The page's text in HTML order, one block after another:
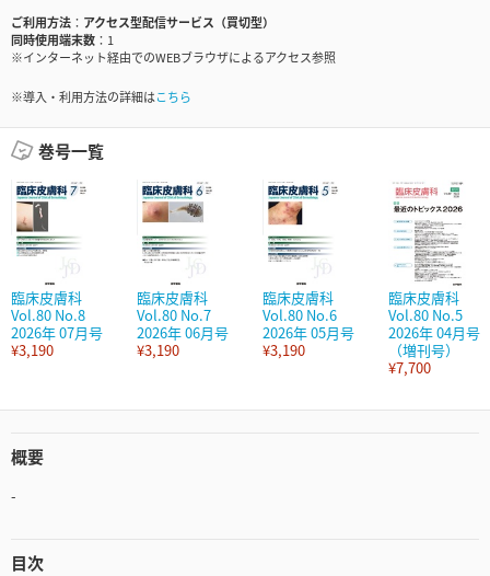
ご利用方法
アクセス型配信サービス（買切型）
同時使用端末数
1
※インターネット経由でのWEBブラウザによるアクセス参照
※導入・利用方法の詳細はこちら
巻号一覧
臨床皮膚科
Vol.80 No.8
2026年 07月号
¥3,190
臨床皮膚科
Vol.80 No.7
2026年 06月号
¥3,190
臨床皮膚科
Vol.80 No.6
2026年 05月号
¥3,190
臨床皮膚科
Vol.80 No.5
2026年 04月号
（増刊号）
¥7,700
概要
-
目次